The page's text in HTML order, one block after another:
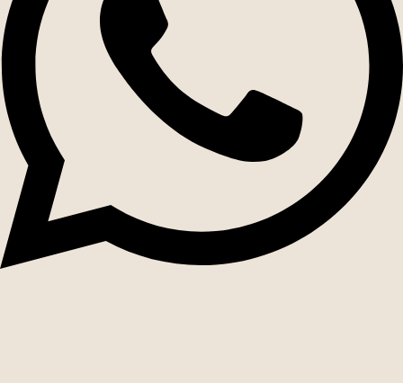
Síguenos
2026 TARGET.
Todos los derechos reservados.Desarrollado por
Jumpseller.
Envíanos un mensaje de WhatsApp